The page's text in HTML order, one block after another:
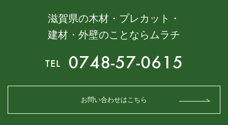
滋賀県の木材・プレカット・
建材・外壁のことならムラチ
TEL 0748-57-0615
お問い合わせはこちら